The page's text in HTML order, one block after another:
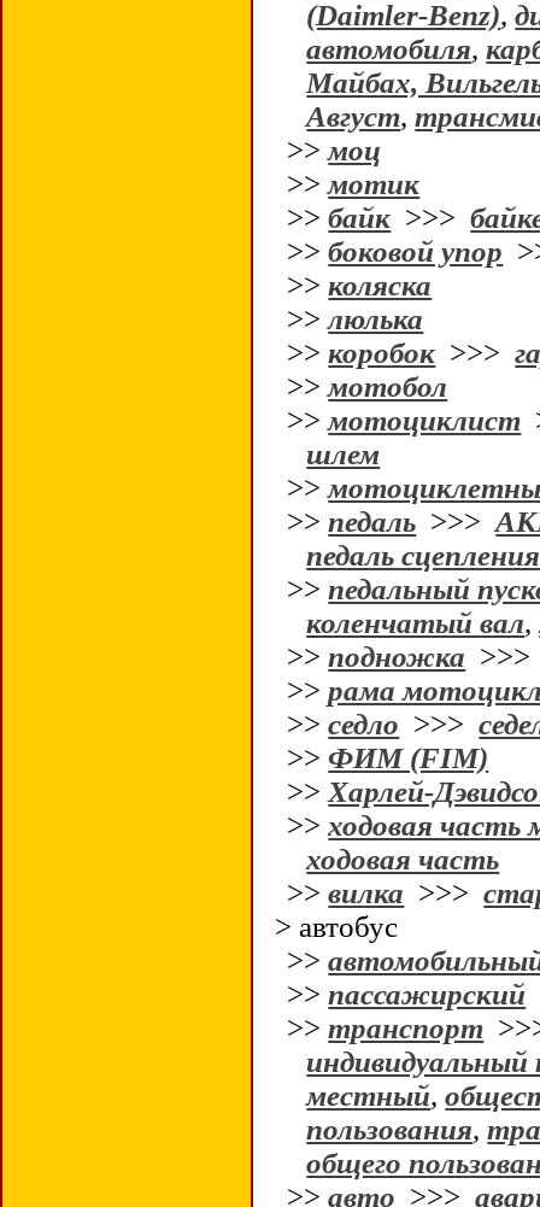
(Daimler-Benz),
автомобиля,
Майбах,
Август,
>>моц
>>мотик
>>байк >>>
>>боковой упор
>>коляска
>>люлька
>>коробок >>>
>>мотобол
>>мотоциклист
шлем
>>
>>педаль >>>
педаль сцепления
>>педальный
коленчатый вал,
>>подножка
>>рама
>>седло >>>
>>ФИМ (FIM)
>> Харлей-
>>ходовая часть
ходовая часть
>>вилка >>>
> автобус
>>
>>пассажирский
>>транспорт
местный,
пользования,
общего
>>авто >>>